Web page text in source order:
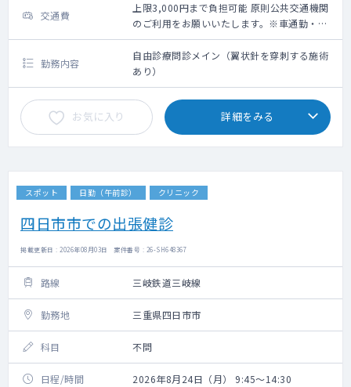
交通費
上限3,000円まで負担可能 原則公共交通機関
のご利用をお願いいたします。※車通勤・タ
クシー利用要相談
勤務内容
自由診療問診メイン（翼状針を穿刺する施術
あり）
お気に入り 詳細をみる
スポット 日勤（午前診） クリニック
四日市市での出張健診
掲載更新日 : 2026年08月03日 案件番号 : 26-SH648367
路線 三岐鉄道三岐線
勤務地 三重県四日市市
科目 不問
日程/時間 2026年8月24日（月） 9:45～14:30